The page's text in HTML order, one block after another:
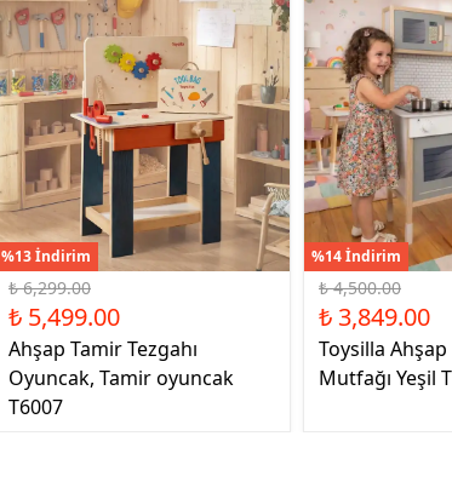
%13 İndirim
₺ 6,299.00
₺ 5,499.00
Ahşap Tamir Tezgahı
Oyuncak, Tamir oyuncak
T6007
%14 İndirim
₺ 4,500.00
₺ 3,849.00
Toysilla
Mutfağı Yeşil